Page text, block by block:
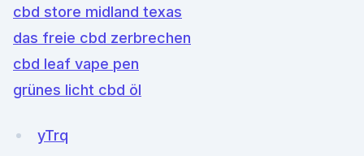
cbd store midland texas
das freie cbd zerbrechen
cbd leaf vape pen
grünes licht cbd öl
yTrq